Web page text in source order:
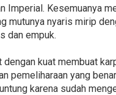
Imperial. Kesemuanya
mutunya nyaris mirip
dan empuk.
kuat membuat
pemeliharaan yang
karena sudah